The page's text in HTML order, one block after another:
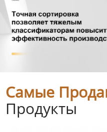
Самые
Продукты